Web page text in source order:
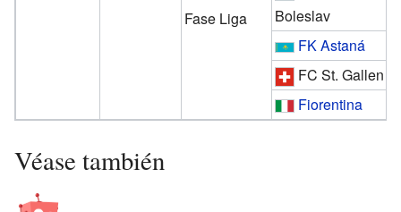
Fase Liga
Boleslav
FK Astaná
FC St. Gallen
Fiorentina
Véase también